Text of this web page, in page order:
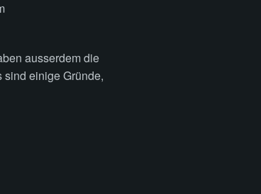
ausserdem die
sind einige Gründe,